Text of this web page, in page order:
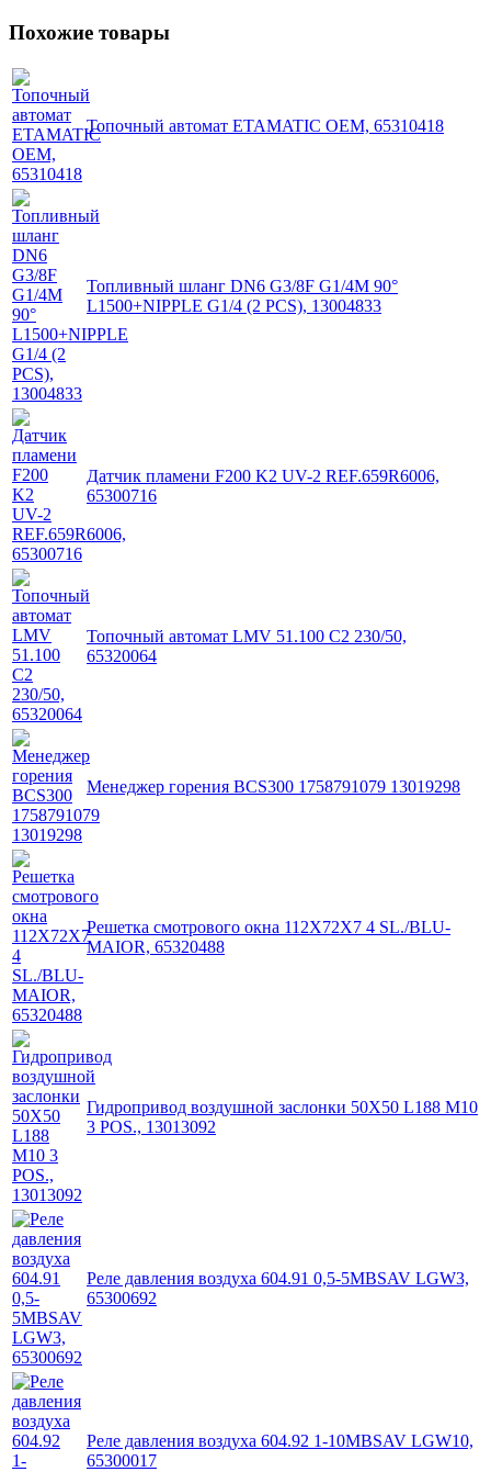
Похожие товары
Топочный автомат ETAMATIC OEM, 65310418
Топливный шланг DN6 G3/8F G1/4M 90°
L1500+NIPPLE G1/4 (2 PCS), 13004833
Датчик пламени F200 K2 UV-2 REF.659R6006,
65300716
Топочный автомат LMV 51.100 C2 230/50,
65320064
Менеджер горения BCS300 1758791079 13019298
Решетка смотрового окна 112X72X7 4 SL./BLU-
MAIOR, 65320488
Гидропривод воздушной заслонки 50X50 L188 M10
3 POS., 13013092
Реле давления воздуха 604.91 0,5-5MBSAV LGW3,
65300692
Реле давления воздуха 604.92 1-10MBSAV LGW10,
65300017